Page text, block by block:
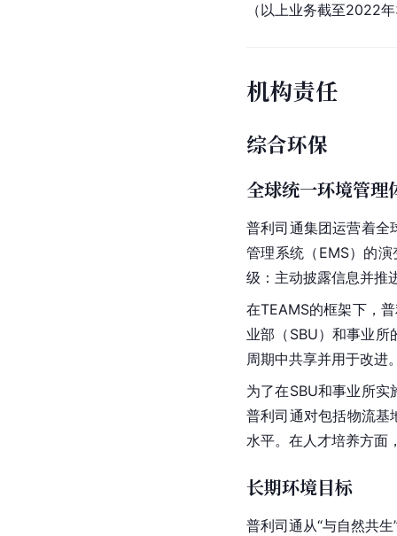
（以上业务截至2022
机构责任
综合环保
全球统一环境管
普利司通集团运营着全
管理系统（EMS）的
级：主动披露信息并推
在TEAMS的框架下，
业部（SBU）和事业
周期中共享并用于改进
为了在SBU和事业所实
普利司通对包括物流基
水平。在人才培养方面
长期环境目标
普利司通从“与自然共